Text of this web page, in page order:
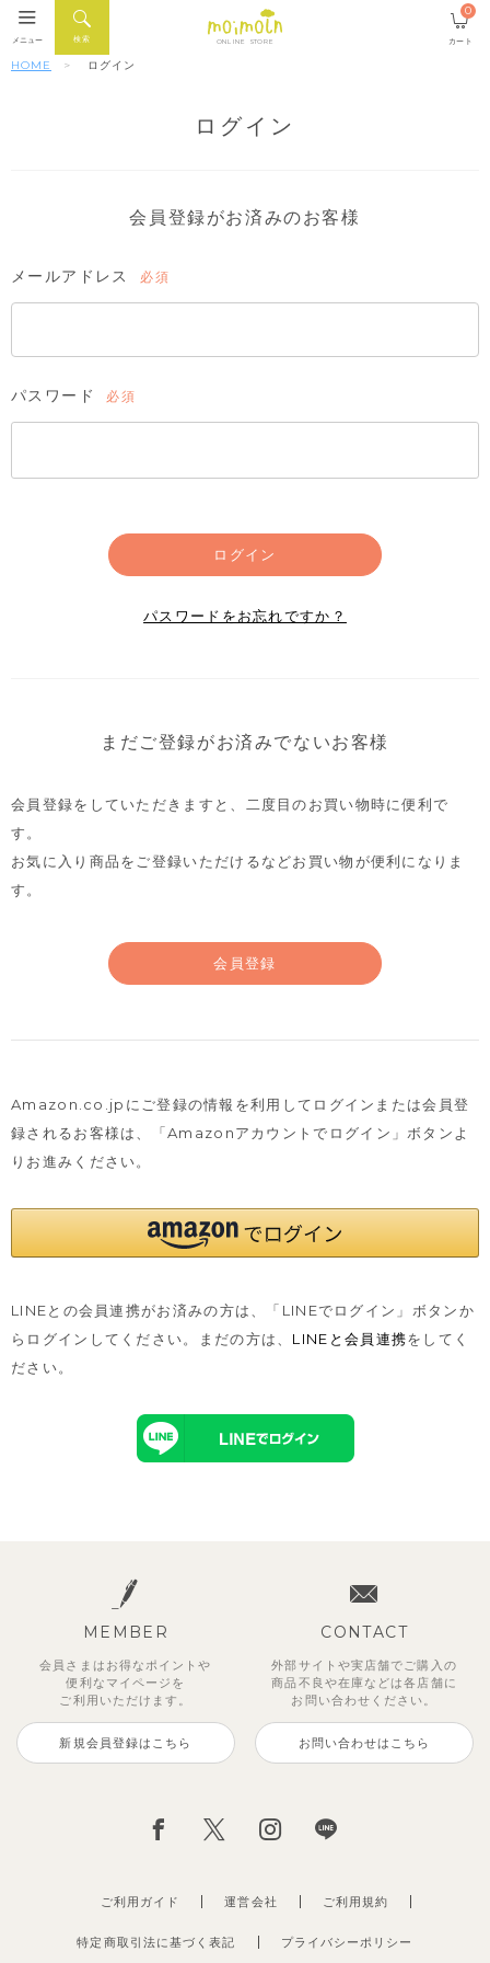
ONLINE STORE
検索
メニュー カート
0
HOME ログイン
ログイン
会員登録がお済みのお客様
メールアドレス
須)
パスワード
須)
ログイン
パスワードをお忘れですか？
まだご登録がお済みでないお客様
会員登録をしていただきますと、二度目のお買い物時に便利で
す。
お気に入り商品をご登録いただけるなどお買い物が便利になりま
す。
会員登録
Amazon.co.jpにご登録の情報を利用してログインまたは会員登
録されるお客様は、
「Amazonアカウントでログイン」ボタンよ
りお進みください。
LINEとの会員連携がお済みの方は、「LINEでログイン」ボタンか
らログインしてください。まだの方は、 LINEと会員連携をしてく
ださい。
MEMBER
会員さまはお得なポイントや
便利な マイページを
ご利用いただけます。
新規会員登録はこちら
CONTACT
外部サイトや実店舗でご購入の
商品不良や在庫などは各店舗に
お問い合わせください。
お問い合わせはこちら
ご利用ガイド 運営会社
特定商取引法に基づく表記 プライバシーポリシー
ご利用規約